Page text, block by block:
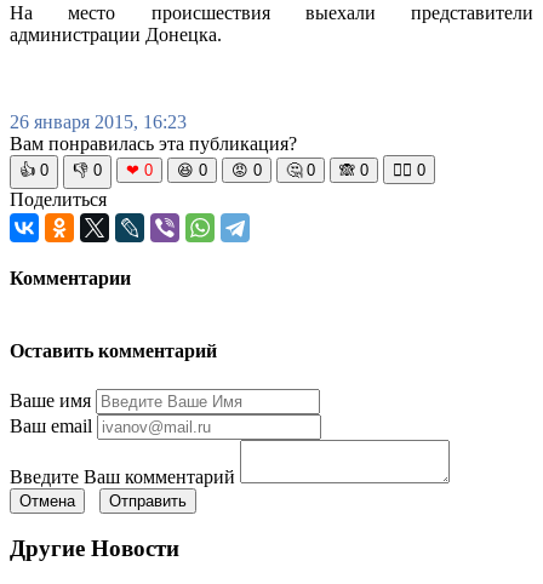
На место происшествия выехали представители
администрации Донецка.
26 января 2015, 16:23
Вам понравилась эта публикация?
👍 0 👎 0 ❤ 0 😆 0 😡 0 🤔 0 🙈 0 🧘‍♀️ 0
Поделиться
Комментарии
Оставить комментарий
Ваше имя
Ваш email
Введите Ваш комментарий
Отмена Отправить
Другие Новости